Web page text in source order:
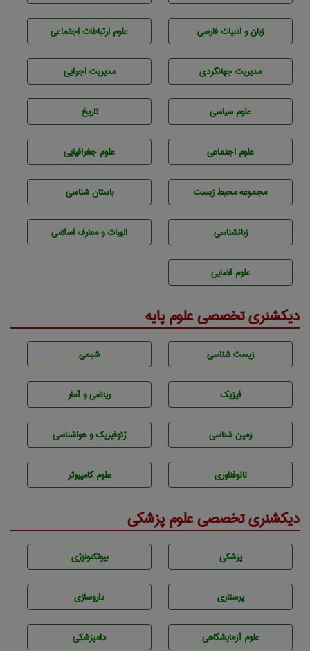
زبان و ادبيات فارسی علوم ارتباطات اجتماعی
مديريت جهانگردی مديريت اجرايی
علوم سياسی تاريخ
علوم اجتماعی علوم جغرافيايی
مجموعه محيط زيست باستان شناسی
زبانشناسی الهیات و معارف اسلامی
علوم قضایی
دیکشنری تخصصی علوم پایه
زيست شناسی شيمی
فیزیک ریاضی و آمار
زمين شناسی ژئوفيزيك و هواشناسی
نانوفناوری علوم کامپیوتر
دیکشنری تخصصی علوم پزشکی
پزشكی بيوتكنولوژی
پرستاری داروسازی
علوم آزمايشگاهی دامپزشكی